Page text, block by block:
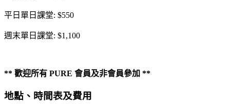
平日單日課堂: $550
週末單日課堂: $1,100
** 歡迎所有 PURE 會員及非會員參加 **
地點、時間表及費用